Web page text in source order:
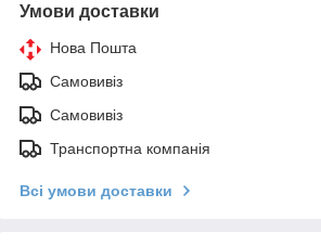
Умови доставки
Нова Пошта
Самовивіз
Самовивіз
Транспортна компанія
Всі умови доставки